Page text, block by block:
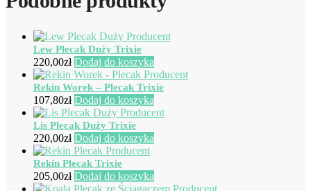
Lew Plecak Duży Trixie
220,00zł Dodaj do koszyka
Rekin Worek – Plecak Trixie
107,80zł Dodaj do koszyka
Lis Plecak Duży Trixie
220,00zł Dodaj do koszyka
Rekin Plecak Trixie
205,00zł Dodaj do koszyka